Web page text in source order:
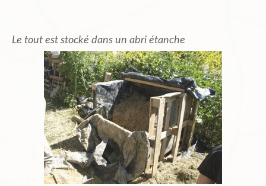
Le tout est stocké dans un abri étanche